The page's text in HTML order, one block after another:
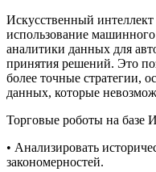
Искусственный интеллект
использование
аналитики данных для
принятия решений. Это
более точные стратегии,
данных, которые
Торговые роботы на базе
• Анализировать
закономерностей.